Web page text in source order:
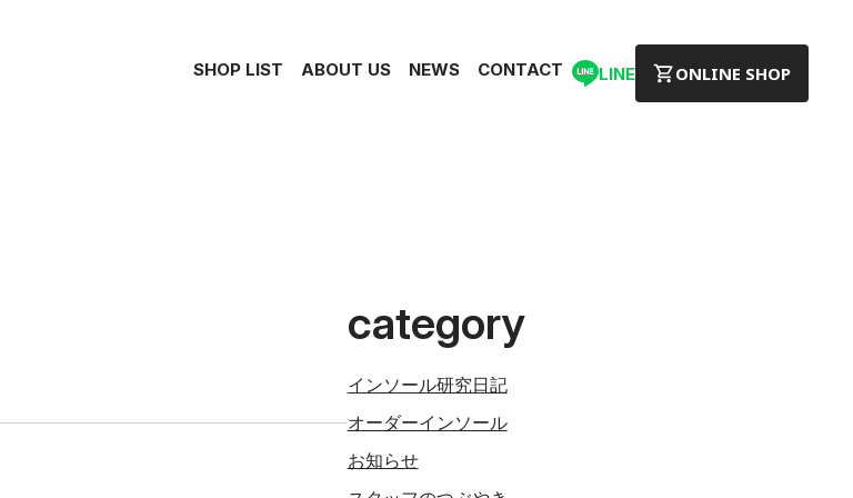
SHOP LIST ABOUT US NEWS CONTACT LINE ONLINE SHOP
category
インソール研究日記
オーダーインソール
お知らせ